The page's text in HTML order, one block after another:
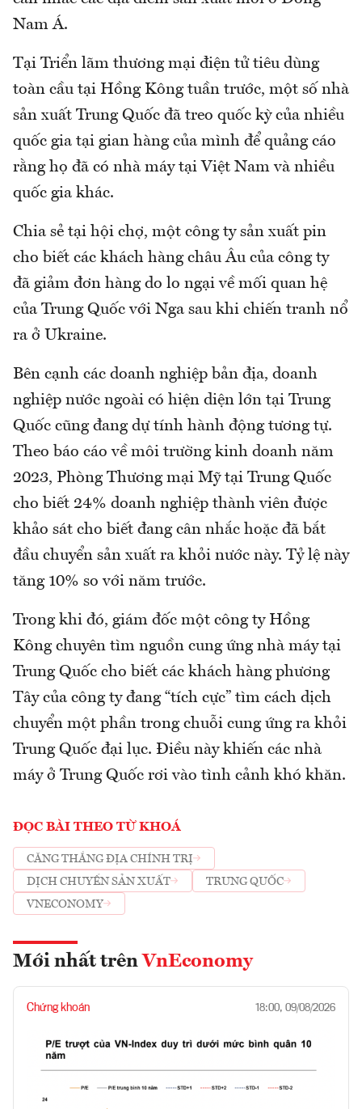
Nam Á.
Tại Triển lãm thương mại điện tử tiêu dùng
toàn cầu tại Hồng Kông tuần trước, một số nhà
sản xuất Trung Quốc đã treo quốc kỳ của nhiều
quốc gia tại gian hàng của mình để quảng cáo
rằng họ đã có nhà máy tại Việt Nam và nhiều
quốc gia khác.
Chia sẻ tại hội chợ, một công ty sản xuất pin
cho biết các khách hàng châu Âu của công ty
đã giảm đơn hàng do lo ngại về mối quan hệ
của Trung Quốc với Nga sau khi chiến tranh nổ
ra ở Ukraine.
Bên cạnh các doanh nghiệp bản địa, doanh
nghiệp nước ngoài có hiện diện lớn tại Trung
Quốc cũng đang dự tính hành động tương tự.
Theo báo cáo về môi trường kinh doanh năm
2023, Phòng Thương mại Mỹ tại Trung Quốc
cho biết 24% doanh nghiệp thành viên được
khảo sát cho biết đang cân nhắc hoặc đã bắt
đầu chuyển sản xuất ra khỏi nước này. Tỷ lệ này
tăng 10% so với năm trước.
Trong khi đó, giám đốc một công ty Hồng
Kông chuyên tìm nguồn cung ứng nhà máy tại
Trung Quốc cho biết các khách hàng phương
Tây của công ty đang “tích cực” tìm cách dịch
chuyển một phần trong chuỗi cung ứng ra khỏi
Trung Quốc đại lục. Điều này khiến các nhà
máy ở Trung Quốc rơi vào tình cảnh khó khăn.
ĐỌC BÀI THEO TỪ KHOÁ
CĂNG THẲNG ĐỊA CHÍNH TRỊ
DỊCH CHUYỂN SẢN XUẤT
TRUNG QUỐC
VNECONOMY
Mới nhất trên VnEconomy
Chứng khoán 18:00, 09/08/2026